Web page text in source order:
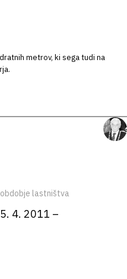
metrov, ki sega tudi na
obdobje lastništva
5. 4. 2011 –